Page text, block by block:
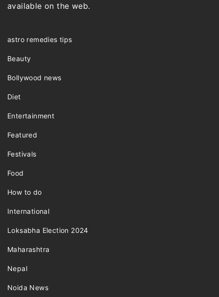
available on the web.
astro remedies tips
Beauty
Bollywood news
Diet
Entertainment
Featured
Festivals
Food
How to do
International
Loksabha Election 2024
Maharashtra
Nepal
Noida News